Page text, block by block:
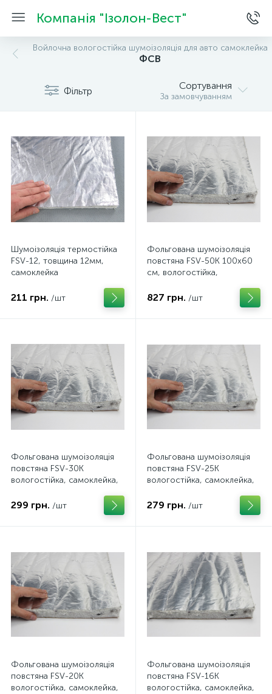
Компанія "Ізолон-Вест"
Войлочна вологостійка шумоізоляція для авто самоклейка
ФСВ
Фільтр Сортування
За замовчуванням
Шумоізоляція термостійка
FSV-12, товщина 12мм,
самоклейка
211 грн. /шт
Фольгована шумоізоляція
повстяна FSV-50K 100х60
см, вологостійка,
827 грн. /шт
Фольгована шумоізоляція
повстяна FSV-30K
вологостійка, самоклейка,
299 грн. /шт
Фольгована шумоізоляція
повстяна FSV-25K
вологостійка, самоклейка,
279 грн. /шт
Фольгована шумоізоляція
повстяна FSV-20K
вологостійка, самоклейка,
Фольгована шумоізоляція
повстяна FSV-16K
вологостійка, самоклейка,